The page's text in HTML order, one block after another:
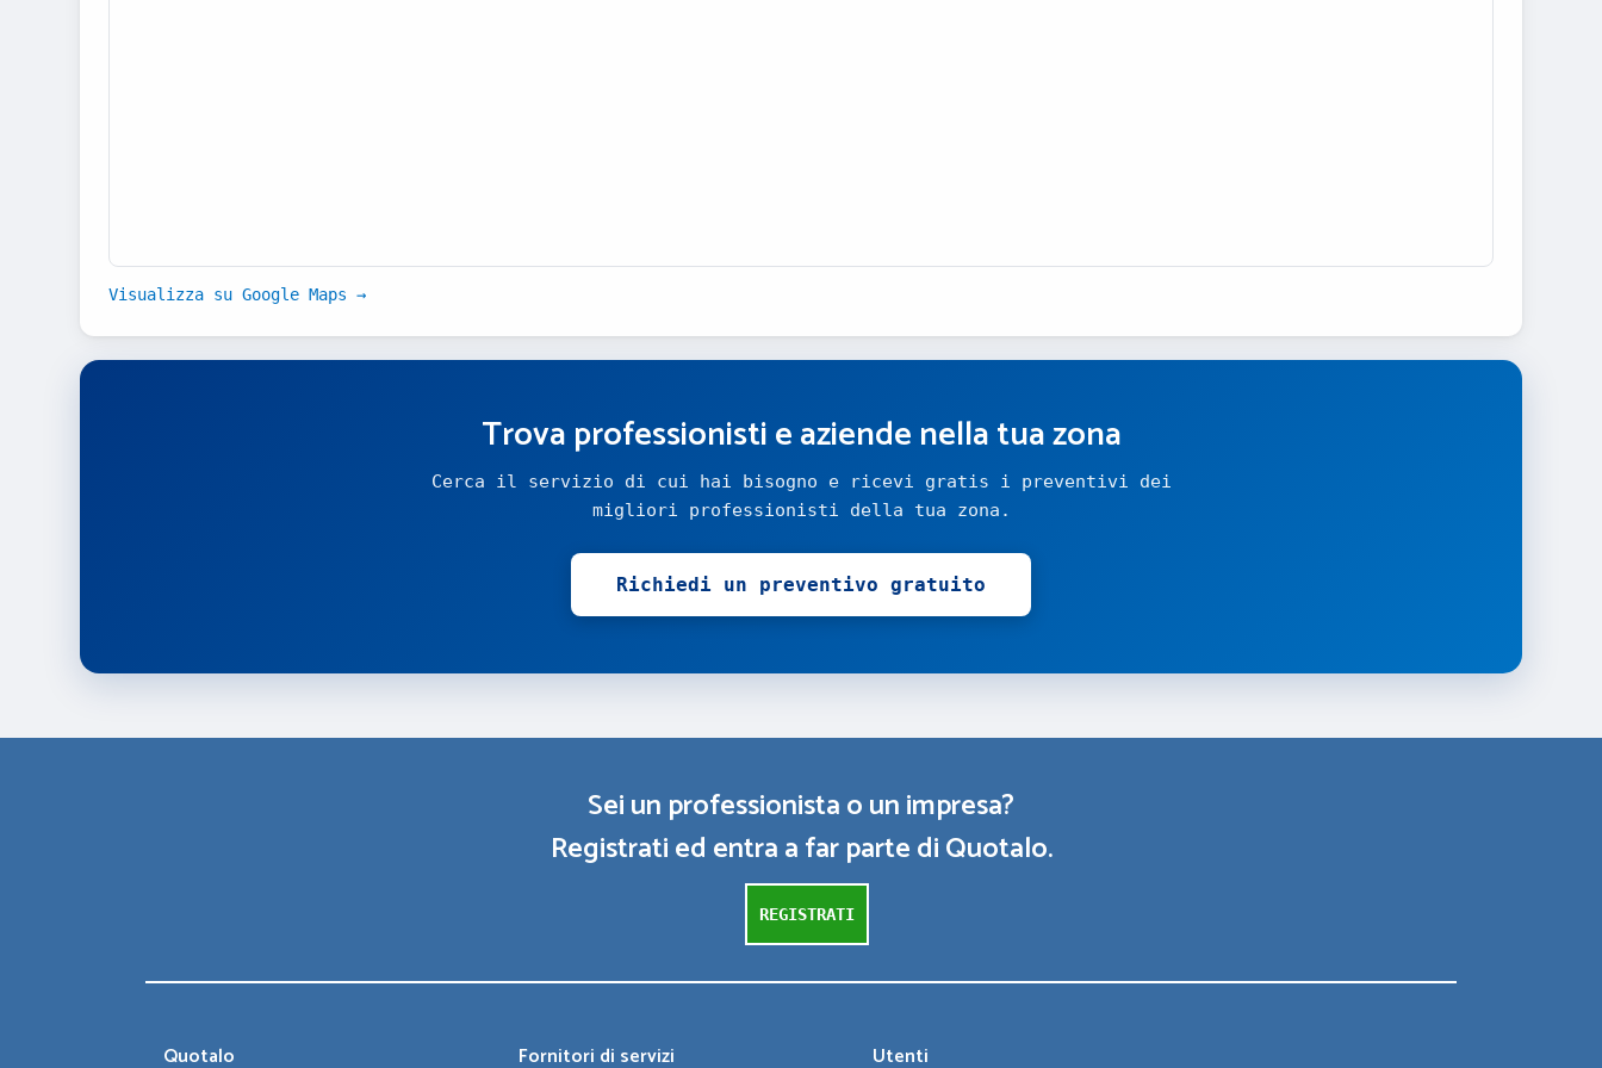
Visualizza su Google Maps →
Trova professionisti e aziende nella tua zona
Cerca il servizio di cui hai bisogno e ricevi gratis i preventivi dei
migliori professionisti della tua zona.
Richiedi un preventivo gratuito
Sei un professionista o un impresa?
Registrati ed entra a far parte di Quotalo.
REGISTRATI
Quotalo Fornitori di servizi Utenti